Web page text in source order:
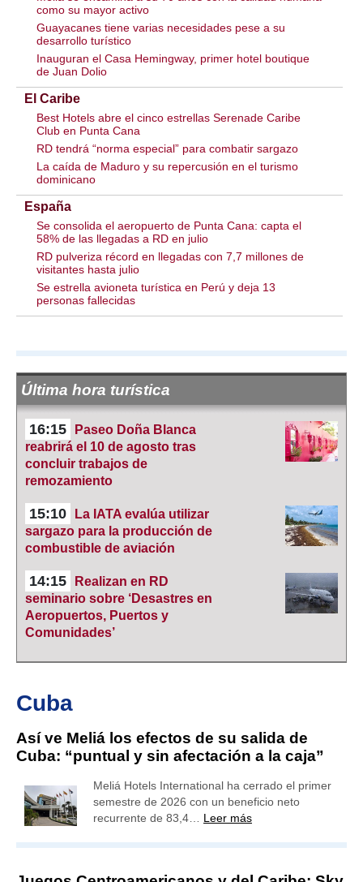
como su mayor activo
Guayacanes tiene varias necesidades pese a su
desarrollo turístico
Inauguran el Casa Hemingway, primer hotel boutique
de Juan Dolio
El Caribe
Best Hotels abre el cinco estrellas Serenade Caribe
Club en Punta Cana
RD tendrá “norma especial” para combatir sargazo
La caída de Maduro y su repercusión en el turismo
dominicano
España
Se consolida el aeropuerto de Punta Cana: capta el
58% de las llegadas a RD en julio
RD pulveriza récord en llegadas con 7,7 millones de
visitantes hasta julio
Se estrella avioneta turística en Perú y deja 13
personas fallecidas
Última hora turística
16:15
Paseo Doña Blanca
reabrirá el 10 de agosto tras
concluir trabajos de
remozamiento
15:10
La IATA evalúa utilizar
sargazo para la producción de
combustible de aviación
14:15
Realizan en RD
seminario sobre ‘Desastres en
Aeropuertos, Puertos y
Comunidades’
Cuba
Así ve Meliá los efectos de su salida de
Cuba: “puntual y sin afectación a la caja”
Meliá Hotels International ha cerrado el primer
semestre de 2026 con un beneficio neto
recurrente de 83,4… Leer más